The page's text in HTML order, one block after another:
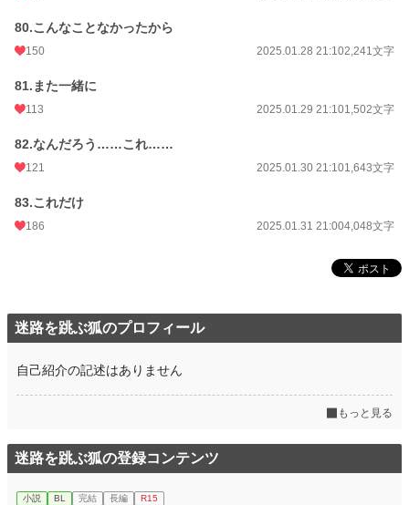
80.こんなことなかったから
150 2025.01.28 21:102,241文字
81.また一緒に
113 2025.01.29 21:101,502文字
82.なんだろう……これ……
121 2025.01.30 21:101,643文字
83.これだけ
186 2025.01.31 21:004,048文字
迷路を跳ぶ狐のプロフィール
自己紹介の記述はありません
もっと見る
迷路を跳ぶ狐の登録コンテンツ
小説 BL 完結 長編 R15